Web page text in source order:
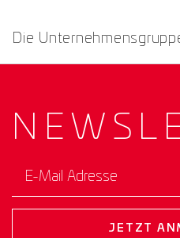
Die
NEWS­
E-Mail Adresse
JETZT